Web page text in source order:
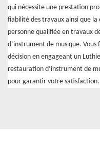
qui nécessite une prestation
fiabilité des travaux ainsi que
personne qualifiée en travaux
d’instrument de musique.
décision en engageant un
restauration d’instrument de
pour garantir votre satisfaction.